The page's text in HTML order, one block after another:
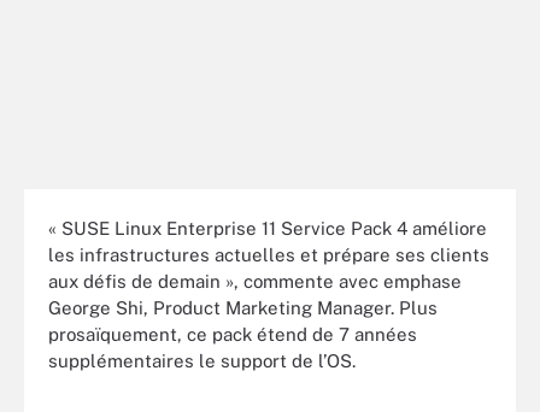
« SUSE Linux Enterprise 11 Service Pack 4 améliore
les infrastructures actuelles et prépare ses clients
aux défis de demain », commente avec emphase
George Shi, Product Marketing Manager. Plus
prosaïquement, ce pack étend de 7 années
supplémentaires le support de l’OS.